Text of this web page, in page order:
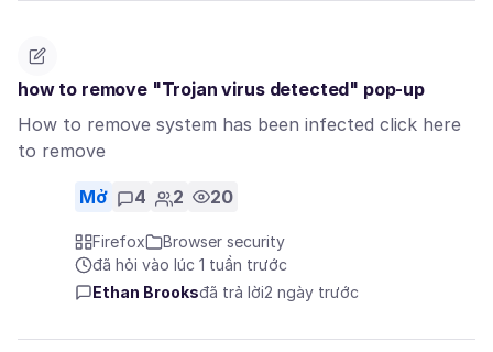
how to remove "Trojan virus detected" pop-up
How to remove system has been infected click here
to remove
Mở 4 2 20
Firefox
Browser security
đã hỏi vào lúc 1 tuần trước
Ethan Brooksđã trả lời2 ngày trước